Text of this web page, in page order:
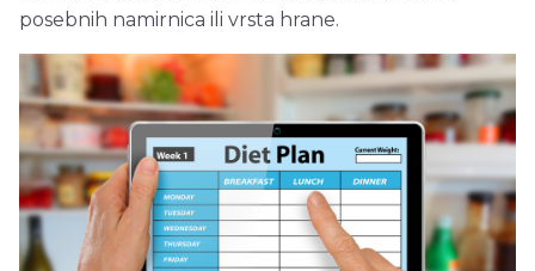
posebnih namirnica ili vrsta hrane.